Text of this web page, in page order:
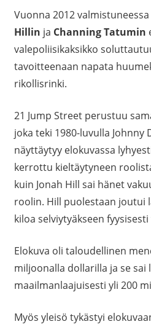
Vuonna 2012
Hillin ja Channing Tatumin
valepoliisikaksikko
tavoitteenaan napata
rikollisrinki.
21 Jump Street perustuu
joka teki 1980-luvulla Johnny
näyttäytyy elokuvassa
kerrottu kieltäytyneen
kuin Jonah Hill sai hänet
roolin. Hill puolestaan joutui
kiloa selviytyäkseen
Elokuva oli taloudellinen
miljoonalla dollarilla ja se sai
maailmanlaajuisesti yli 200
Myös yleisö tykästyi